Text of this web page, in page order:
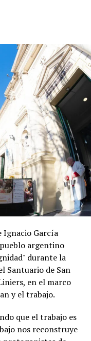
Ignacio García
argentino
durante la
Santuario de San
en el marco
y el trabajo.
que el trabajo es
nos reconstruye